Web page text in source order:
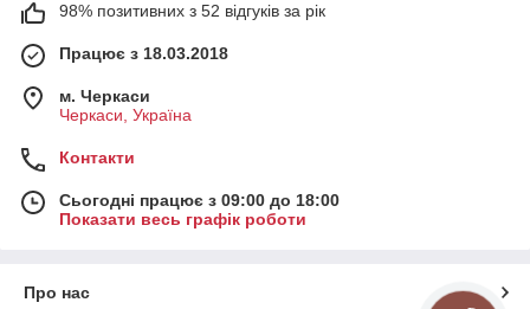
98% позитивних з 52 відгуків за рік
Працює з 18.03.2018
м. Черкаси
Черкаси, Україна
Контакти
Сьогодні працює з 09:00 до 18:00
Показати весь графік роботи
Про нас